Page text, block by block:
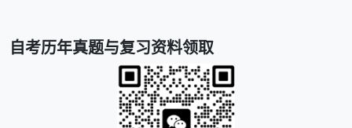
自考历年真题与复习资料领取